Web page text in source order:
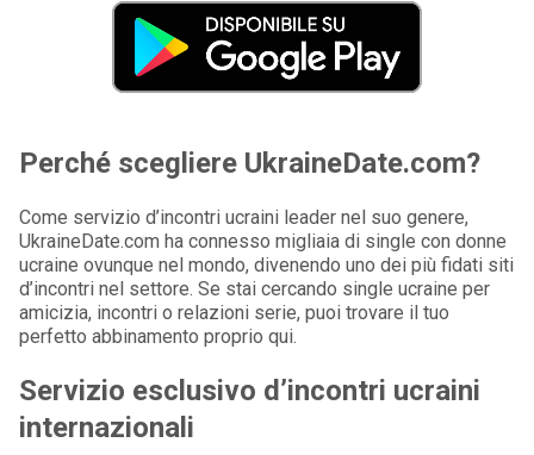
Perché scegliere UkraineDate.com?
Come servizio d’incontri ucraini leader nel suo genere,
UkraineDate.com ha connesso migliaia di single con donne
ucraine ovunque nel mondo, divenendo uno dei più fidati siti
d’incontri nel settore. Se stai cercando single ucraine per
amicizia, incontri o relazioni serie, puoi trovare il tuo
perfetto abbinamento proprio qui.
Servizio esclusivo d’incontri ucraini
internazionali